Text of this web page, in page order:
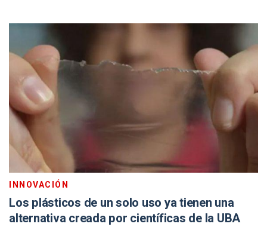
INNOVACIÓN
Los plásticos de un solo uso ya tienen una
alternativa creada por científicas de la UBA